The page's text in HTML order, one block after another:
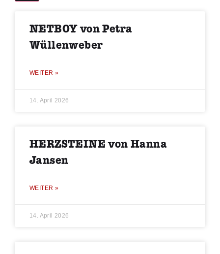
NETBOY von Petra
Wüllenweber
WEITER »
14. April 2026
HERZSTEINE von Hanna
Jansen
WEITER »
14. April 2026